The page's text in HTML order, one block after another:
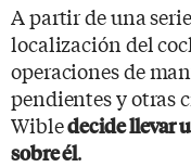
A partir de una
localización del
operaciones de
pendientes y otras
Wibledecide llevar
sobre él.